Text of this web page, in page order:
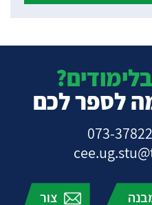
לספר לכם
073-
צור